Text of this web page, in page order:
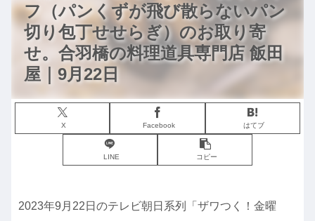
フ（パンくずが飛び散らないパン
切り包丁せせらぎ）のお取り寄
せ。合羽橋の料理道具専門店 飯田
屋｜9月22日
X Facebook はてブ
LINE コピー
2023年9月22日のテレビ朝日系列「ザワつく！金曜